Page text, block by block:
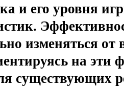
и его уровня
изменяться
на
существующих